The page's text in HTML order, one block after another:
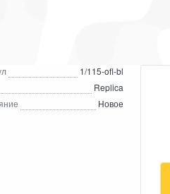
1/115-ofl-bl
Replica
Новое